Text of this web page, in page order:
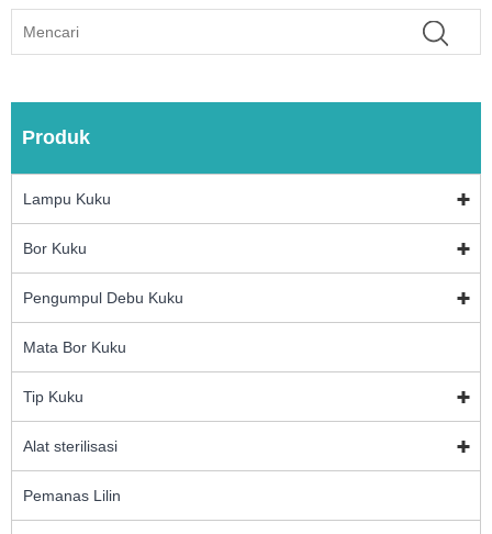
Produk
Lampu Kuku
Bor Kuku
Pengumpul Debu Kuku
Mata Bor Kuku
Tip Kuku
Alat sterilisasi
Pemanas Lilin